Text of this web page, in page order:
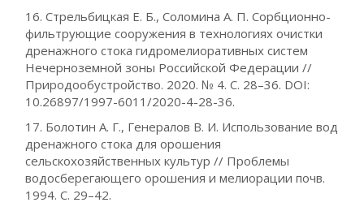
16. Стрельбицкая Е. Б., Соломина А. П. Сорбционно-
фильтрующие сооружения в технологиях очистки
дренажного стока гидромелиоративных систем
Нечерноземной зоны Российской Федерации //
Природообустройство. 2020. № 4. С. 28–36. DOI:
10.26897/1997-6011/2020-4-28-36.
17. Болотин А. Г., Генералов В. И. Использование вод
дренажного стока для орошения
сельскохозяйственных культур // Проблемы
водосберегающего орошения и мелиорации почв.
1994. С. 29–42.